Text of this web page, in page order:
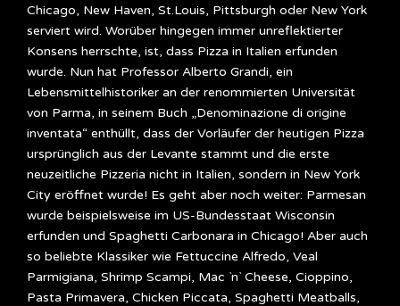
Chicago, New Haven, St.Louis, Pittsburgh oder New York
serviert wird. Worüber hingegen immer unreflektierter
Konsens herrschte, ist, dass Pizza in Italien erfunden
wurde. Nun hat Professor Alberto Grandi, ein
Lebensmittelhistoriker an der renommierten Universität
von Parma, in seinem Buch „Denominazione di origine
inventata“ enthüllt, dass der Vorläufer der heutigen Pizza
ursprünglich aus der Levante stammt und die erste
neuzeitliche Pizzeria nicht in Italien, sondern in New York
City eröffnet wurde! Es geht aber noch weiter: Parmesan
wurde beispielsweise im US-Bundesstaat Wisconsin
erfunden und Spaghetti Carbonara in Chicago! Aber auch
so beliebte Klassiker wie Fettuccine Alfredo, Veal
Parmigiana, Shrimp Scampi, Mac `n` Cheese, Cioppino,
Pasta Primavera, Chicken Piccata, Spaghetti Meatballs,